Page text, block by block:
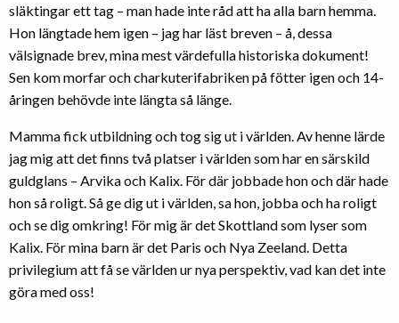
släktingar ett tag – man hade inte råd att ha alla barn hemma.
Hon längtade hem igen – jag har läst breven – å, dessa
välsignade brev, mina mest värdefulla historiska dokument!
Sen kom morfar och charkuterifabriken på fötter igen och 14-
åringen behövde inte längta så länge.
Mamma fick utbildning och tog sig ut i världen. Av henne lärde
jag mig att det finns två platser i världen som har en särskild
guldglans – Arvika och Kalix. För där jobbade hon och där hade
hon så roligt. Så ge dig ut i världen, sa hon, jobba och ha roligt
och se dig omkring! För mig är det Skottland som lyser som
Kalix. För mina barn är det Paris och Nya Zeeland. Detta
privilegium att få se världen ur nya perspektiv, vad kan det inte
göra med oss!